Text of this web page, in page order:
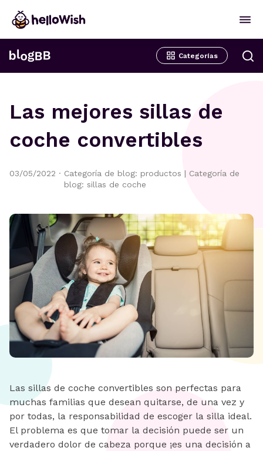
Categorías
Las mejores sillas de
coche convertibles
03/05/2022 · Categoría de blog: productos | Categoría de
blog: sillas de coche
Las sillas de coche convertibles son perfectas para
muchas familias que desean quitarse, de una vez y
por todas, la responsabilidad de escoger la silla ideal.
El problema es que tomar la decisión puede ser un
verdadero dolor de cabeza porque ¡es una decisión a